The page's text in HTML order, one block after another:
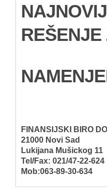
FINANSIJSKI BIRO
21000 Novi Sad
Lukijana Mušickog 11
Tel/Fax: 021/47-22-624
Mob:063-89-30-634